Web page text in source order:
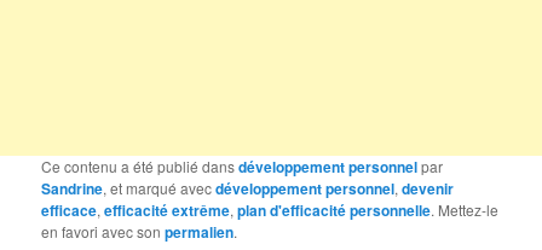
Ce contenu a été publié dansdéveloppement personnelpar
Sandrine, et marqué avecdéveloppement personnel,devenir
efficace,efficacité extrême,plan d'efficacité personnelle. Mettez-le
en favori avec sonpermalien.